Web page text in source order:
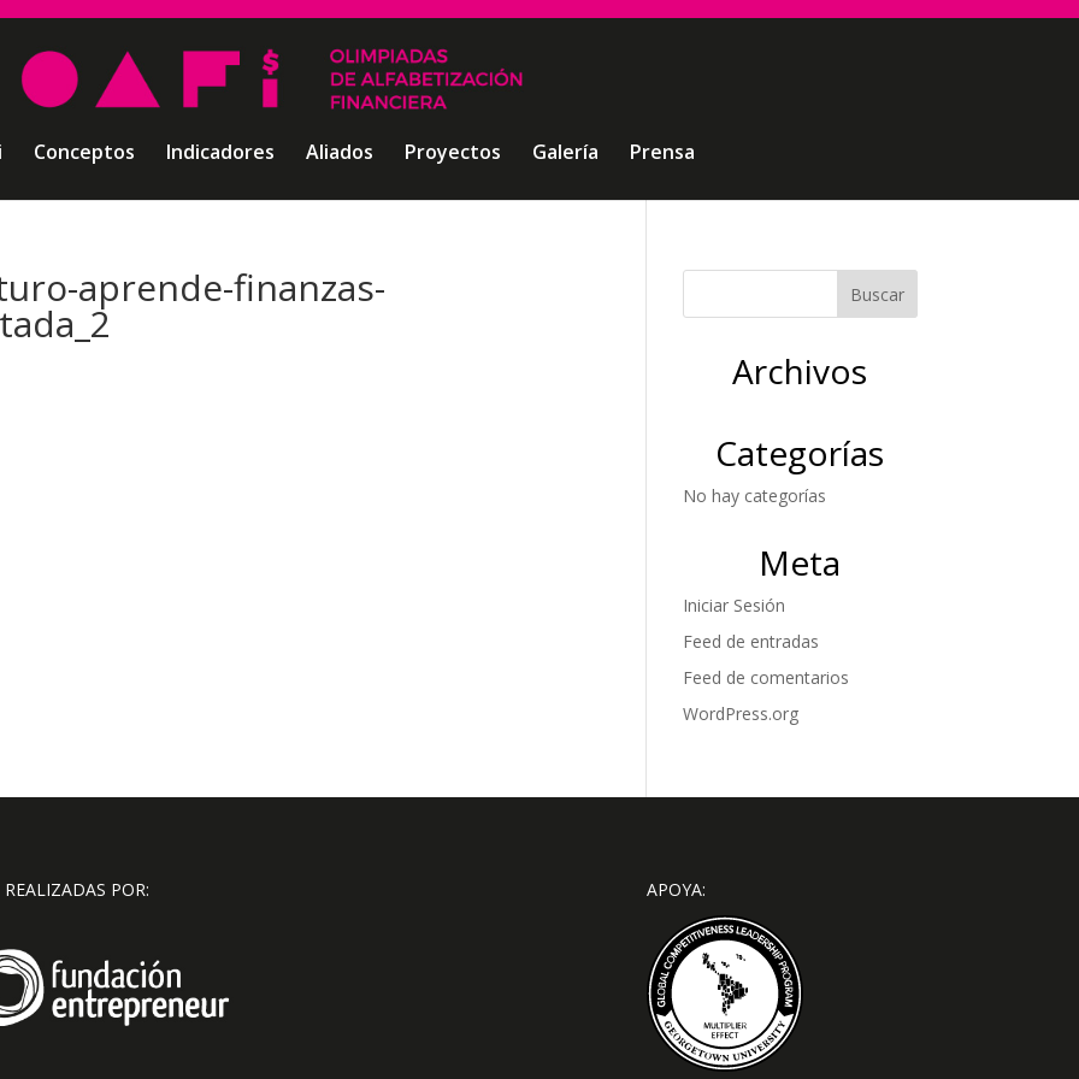
Conceptos Indicadores Aliados Proyectos Galería Prensa
aprende-finanzas-
Archivos
Categorías
No hay categorías
Meta
Iniciar Sesión
Feed de entradas
Feed de comentarios
WordPress.org
POR: APOYA: